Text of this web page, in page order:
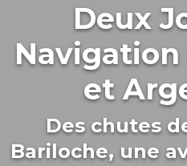
Deux
et
Des chutes
Bariloche, une